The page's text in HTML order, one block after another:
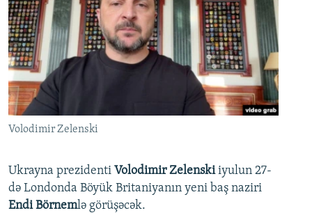
Volodimir Zelenski
Ukrayna prezidenti Volodimir Zelenskiiyulun 27-
də Londonda Böyük Britaniyanın yeni baş naziri
Endi Börnemlə görüşəcək.